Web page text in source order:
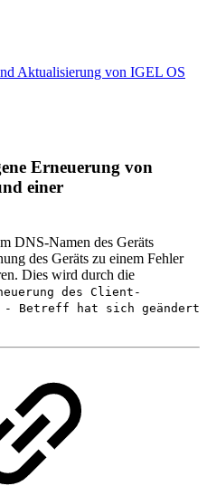
Aktualisierung von IGEL OS
Erneuerung von
einer
DNS-Namen des Geräts
des Geräts zu einem Fehler
Dies wird durch die
des Client-
Betreff hat sich geändert